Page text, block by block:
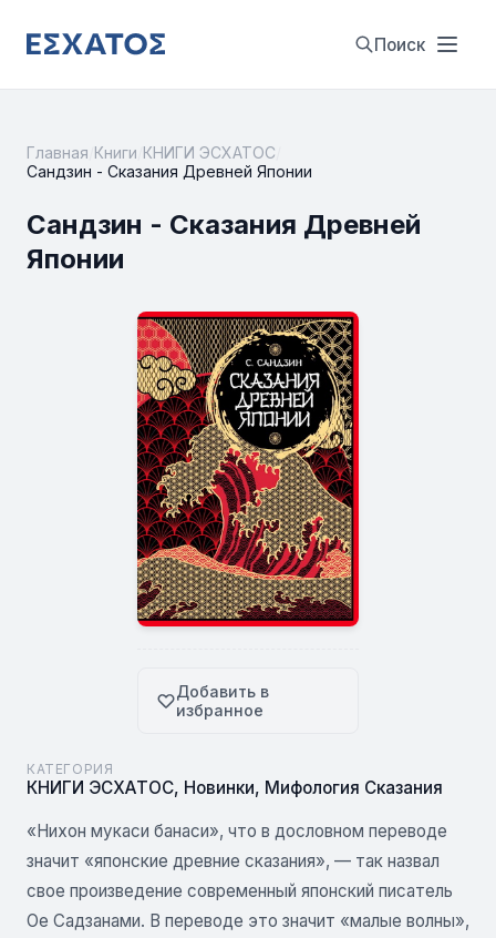
Поиск
Главная Книги КНИГИ ЭСХАТОС
Сандзин - Сказания Древней Японии
Сандзин - Сказания Древней
Японии
Добавить в
избранное
КАТЕГОРИЯ
КНИГИ ЭСХАТОС, Новинки, Мифология Сказания
«Нихон мукаси банаси», что в дословном переводе
значит «японские древние сказания», — так назвал
свое произведение современный японский писатель
Ое Садзанами. В переводе это значит «малые волны»,